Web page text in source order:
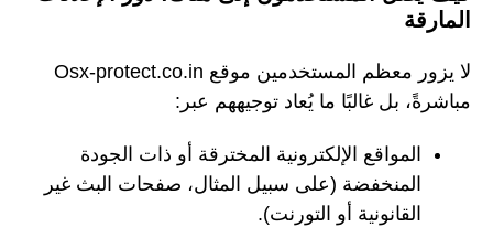
المارقة
لا يزور معظم المستخدمين موقع Osx-protect.co.in
مباشرةً، بل غالبًا ما يُعاد توجيههم عبر:
المواقع الإلكترونية المخترقة أو ذات الجودة
المنخفضة (على سبيل المثال، صفحات البث غير
القانونية أو التورنت).